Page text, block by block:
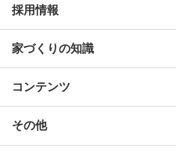
採用情報
家づくりの知識
コンテンツ
その他